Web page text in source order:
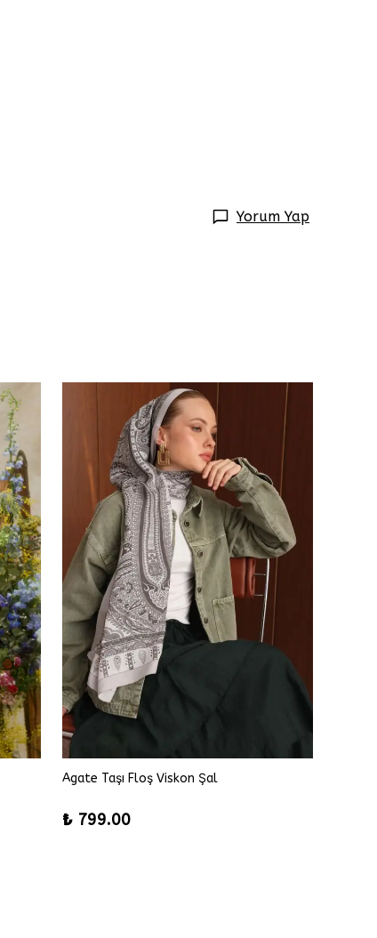
Yorum Yap
Agate Taşı Floş Viskon Şal
₺ 799.00